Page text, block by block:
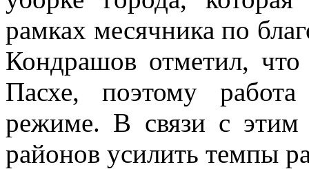
рамках месячника по
Кондрашов отметил,
Пасхе, поэтому
режиме. В связи с этим
районов усилить темпы